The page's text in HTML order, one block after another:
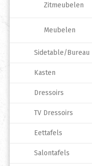
Zitmeubelen
Meubelen
Sidetable/Bureau
Kasten
Dressoirs
TV Dressoirs
Eettafels
Salontafels